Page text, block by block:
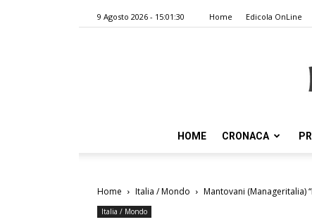
9 Agosto 2026 - 15:01:30 Home Edicola OnLine
HOME CRONACA
Home Italia / Mondo Mantovani (Manageritalia)
Italia / Mondo